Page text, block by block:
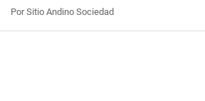
Por Sitio Andino Sociedad